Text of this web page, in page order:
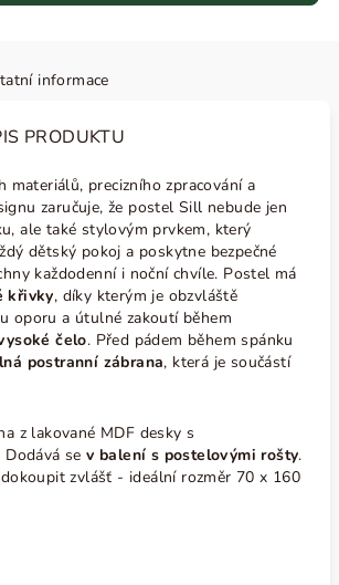
informace
PRODUKTU
materiálů, precizního zpracování a
zaručuje, že postel Sill nebude jen
ale také stylovým prvkem, který
dětský pokoj a poskytne bezpečné
každodenní i noční chvíle. Postel má
křivky, díky kterým je obzvláště
oporu a útulné zakoutí během
čelo. Před pádem během spánku
postranní zábrana, která je součástí
z lakované MDF desky s
Dodává sev balení s postelovými rošty.
zvlášť - ideální rozměr 70 x 160